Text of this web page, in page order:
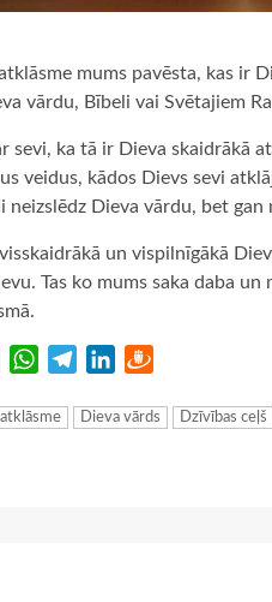
mums pavēsta, kas ir
vārdu, Bībeli vai Svētajiem
sevi, ka tā ir Dieva skaidrākā
veidus, kādos Dievs sevi
neizslēdz Dieva vārdu, bet gan
un vispilnīgākā
Tas ko mums saka daba
Copy
WhatsApp
TelegramLinkedIn
Dieva vārds Dzīvības ceļš